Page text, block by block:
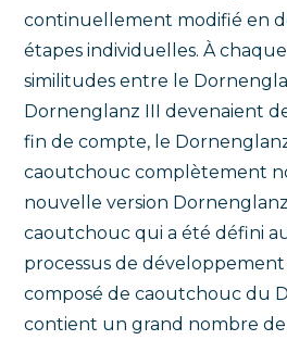
continuellement modifié en
étapes individuelles. À
similitudes entre le
Dornenglanz III devenaient
fin de compte, le
caoutchouc complètement
nouvelle version
caoutchouc qui a été défini
processus de développement
composé de caoutchouc du
contient un grand nombre